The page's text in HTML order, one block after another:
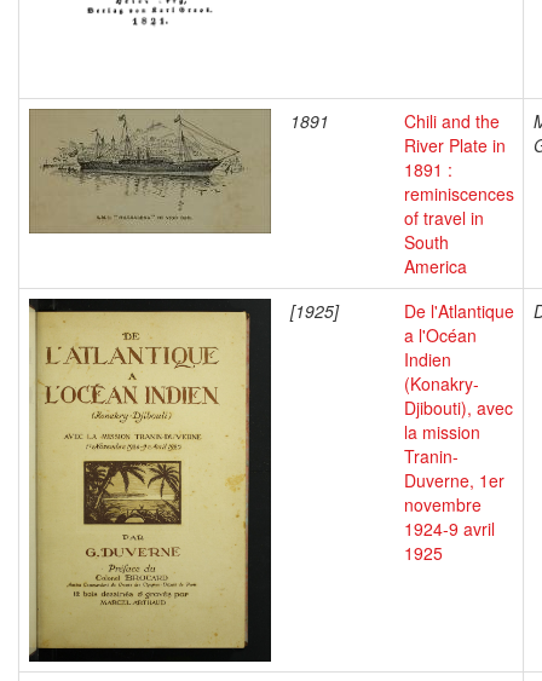
1891
Chili and the
River Plate in
1891 :
reminiscences
of travel in
South
America
[1925]
De l'Atlantique
a l'Océan
Indien
(Konakry-
Djibouti), avec
la mission
Tranin-
Duverne, 1er
novembre
1924-9 avril
1925